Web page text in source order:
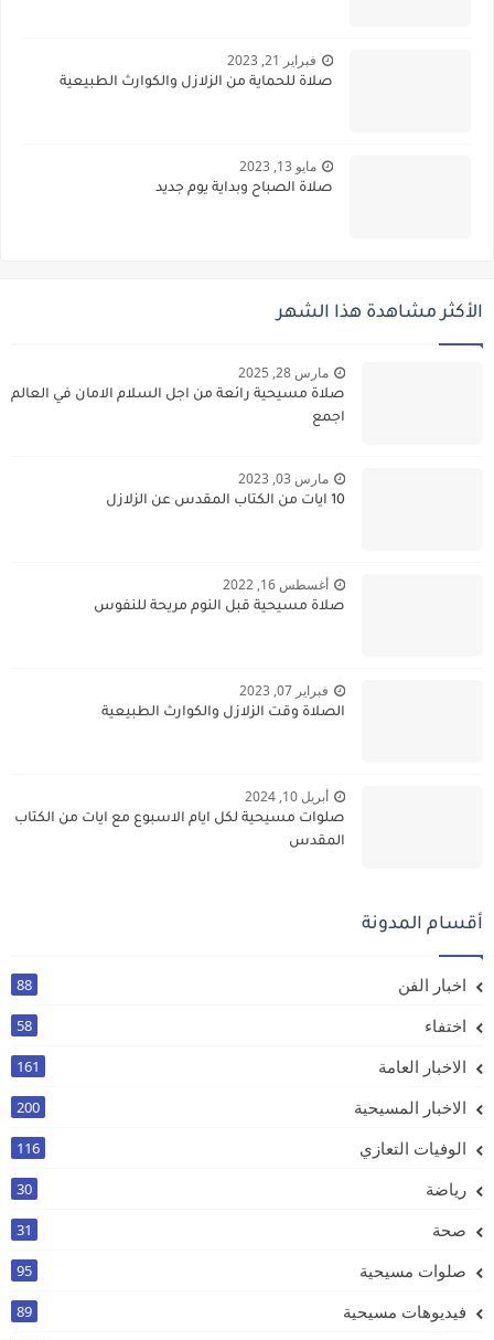
فبراير 21, 2023
صلاة للحماية من الزلازل والكوارث الطبيعية
مايو 13, 2023
صلاة الصباح وبداية يوم جديد
الأكثر مشاهدة هذا الشهر
مارس 28, 2025
صلاة مسيحية رائعة من اجل السلام الامان في العالم
اجمع
مارس 03, 2023
10 ايات من الكتاب المقدس عن الزلازل
أغسطس 16, 2022
صلاة مسيحية قبل النوم مريحة للنفوس
فبراير 07, 2023
الصلاة وقت الزلازل والكوارث الطبيعية
أبريل 10, 2024
صلوات مسيحية لكل ايام الاسبوع مع ايات من الكتاب
المقدس
أقسام المدونة
اخبار الفن 88
اختفاء 58
الاخبار العامة 161
الاخبار المسيحية 200
الوفيات التعازي 116
رياضة 30
صحة 31
صلوات مسيحية 95
فيديوهات مسيحية 89